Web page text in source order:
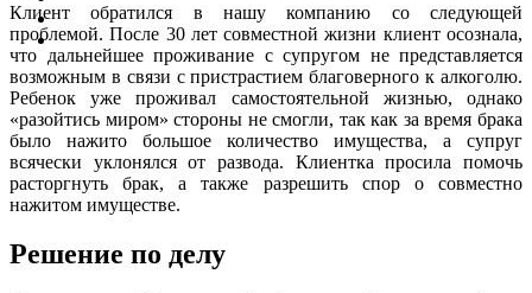
Клиент обратился в нашу компанию со следующей
проблемой. После 30 лет совместной жизни клиент осознала,
что дальнейшее проживание с супругом не представляется
возможным в связи с пристрастием благоверного к алкоголю.
Ребенок уже проживал самостоятельной жизнью, однако
«разойтись миром» стороны не смогли, так как за время брака
было нажито большое количество имущества, а супруг
всячески уклонялся от развода. Клиентка просила помочь
расторгнуть брак, а также разрешить спор о совместно
нажитом имуществе.
Решение по делу